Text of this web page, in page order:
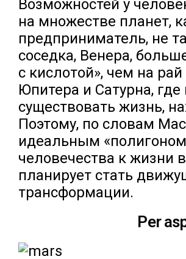
Возможностей у
на множестве планет,
предприниматель, не
соседка, Венера,
с кислотой», чем на
Юпитера и Сатурна,
существовать жизнь,
Поэтому, по словам
идеальным
человечества к жизни
планирует стать
трансформации.
Per